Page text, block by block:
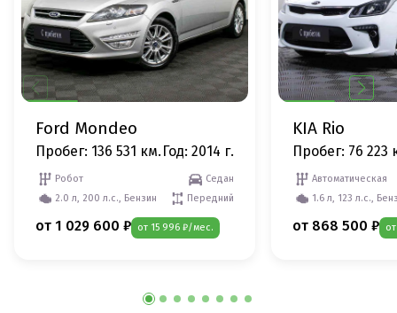
Ford Mondeo
Пробег: 136 531 км. Год: 2014 г.
Робот
Седан
2.0 л, 200 л.с., Бензин
Передний
от 1 029 600 ₽ от 15 996 ₽/мес.
KIA Rio
Пробег: 76 223
Автоматическая
1.6 л, 123 л.с.,
от 868 500 ₽